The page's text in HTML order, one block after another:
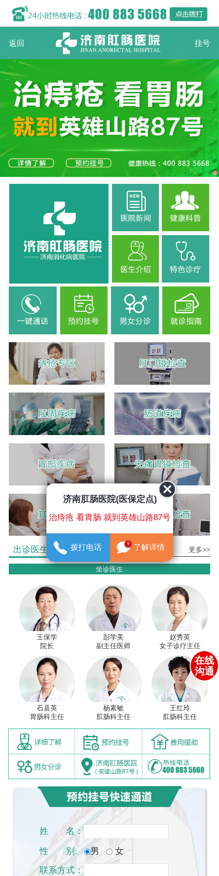
返回 挂号
出诊医生介绍 更多>>
坐诊医生
王保学
院长
彭学美
副主任医师
赵秀英
女子诊疗主任
石县英
胃肠科主任
杨素敏
肛肠科主任
王红玲
肛肠科主任
姓 一一 名：
性 一一 别: 男
女
联系方式：
济南肛肠医院(医保定点)
治痔疮 看胃肠 就到英雄山路87号
拨打电话 9 了解详情
在线
沟通